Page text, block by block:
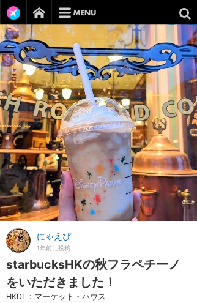
にゃえぴ
1年前に投稿
starbucksHKの秋フラペチーノ
をいただきました！
HKDL：マーケット・ハウス